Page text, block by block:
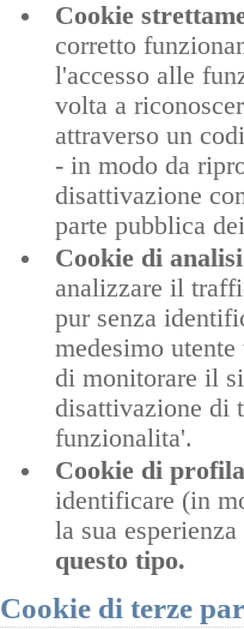
Cookie
corretto
l'accesso alle
volta a
attraverso un
- in modo da
disattivazione
parte pubblica
Cookie di
analizzare il
pur senza
medesimo
di monitorare il
disattivazione di
funzionalita'.
Cookie di
identificare (in
la sua
questo tipo.
Cookie di terze